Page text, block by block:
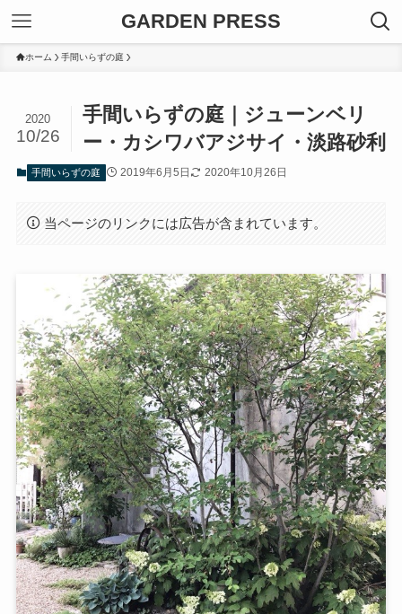
GARDEN PRESS
ホーム 手間いらずの庭
手間いらずの庭｜ジューンベリ
ー・カシワバアジサイ・淡路砂利
2020
10/26
手間いらずの庭 2019年6月5日 2020年10月26日
当ページのリンクには広告が含まれています。